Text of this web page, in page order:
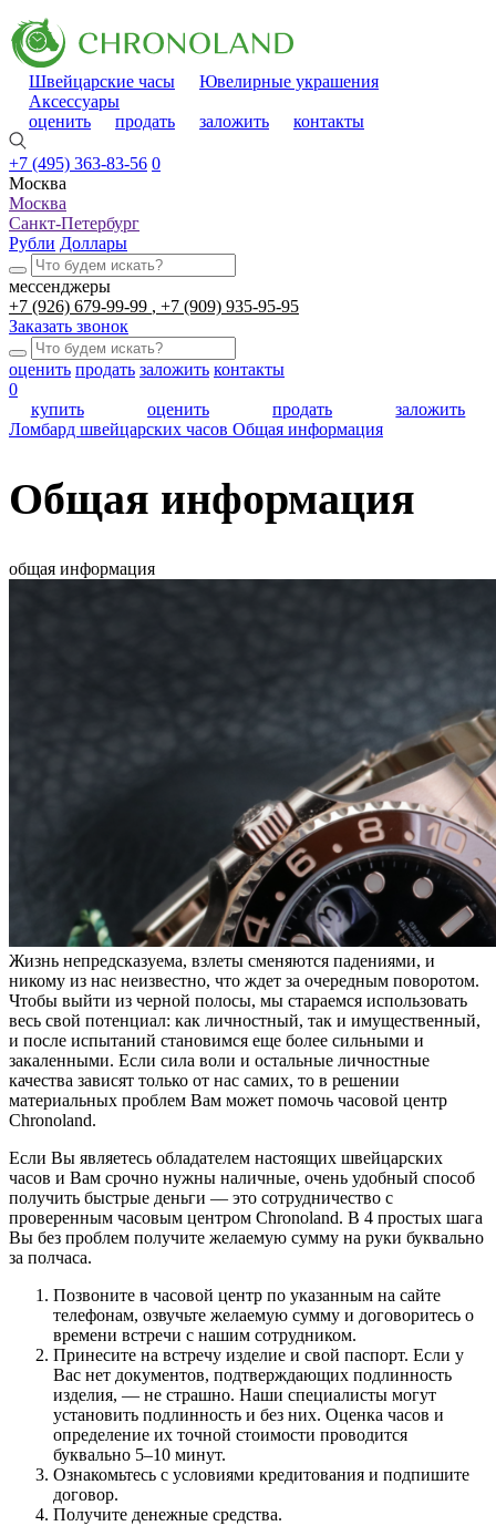
Швейцарские часы
Ювелирные украшения
Аксессуары
оценить
продать заложить контакты
+7 (495) 363-83-56 0
Москва
Москва
Санкт-Петербург
Рубли Доллары
мессенджеры
+7 (926) 679-99-99
+7 (909) 935-95-95
Заказать звонок
оценить продать заложить контакты
0
купить
оценить продать
заложить
Ломбард швейцарских часов Общая информация
Общая информация
общая информация
Жизнь непредсказуема, взлеты сменяются падениями, и
никому из нас неизвестно, что ждет за очередным поворотом.
Чтобы выйти из черной полосы, мы стараемся использовать
весь свой потенциал: как личностный, так и имущественный,
и после испытаний становимся еще более сильными и
закаленными. Если сила воли и остальные личностные
качества зависят только от нас самих, то в решении
материальных проблем Вам может помочь часовой центр
Chronoland.
Если Вы являетесь обладателем настоящих швейцарских
часов и Вам срочно нужны наличные, очень удобный способ
получить быстрые деньги — это сотрудничество с
проверенным часовым центром Chronoland. В 4 простых шага
Вы без проблем получите желаемую сумму на руки буквально
за полчаса.
Позвоните в часовой центр по указанным на сайте
телефонам, озвучьте желаемую сумму и договоритесь о
времени встречи с нашим сотрудником.
Принесите на встречу изделие и свой паспорт. Если у
Вас нет документов, подтверждающих подлинность
изделия, — не страшно. Наши специалисты могут
установить подлинность и без них. Оценка часов и
определение их точной стоимости проводится
буквально 5–10 минут.
Ознакомьтесь с условиями кредитования и подпишите
договор.
Получите денежные средства.